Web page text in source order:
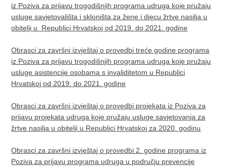
iz Poziva za prijavu trogodišnjih programa udruga koje pružaju
usluge savjetovališta i skloništa za žene i djecu žrtve nasilja u
obitelji u Republici Hrvatskoj od 2019. do 2021. godine
Obrasci za završni izvještaj o provedbi treće godine programa
iz Poziva za prijavu trogodišnjih programa udruga koje pružaju
usluge asistencije osobama s invaliditetom u Republici
Hrvatskoj od 2019. do 2021. godine
Obrasci za završni izvještaj o provedbi projekata iz Poziva za
prijavu projekata udruga koje pružaju usluge savjetovanja za
žrtve nasilja u obitelji u Republici Hrvatskoj za 2020. godinu
Obrasci za završni izvještaj o provedbi 2. godine programa iz
Poziva za prijavu programa udruga u području prevencije